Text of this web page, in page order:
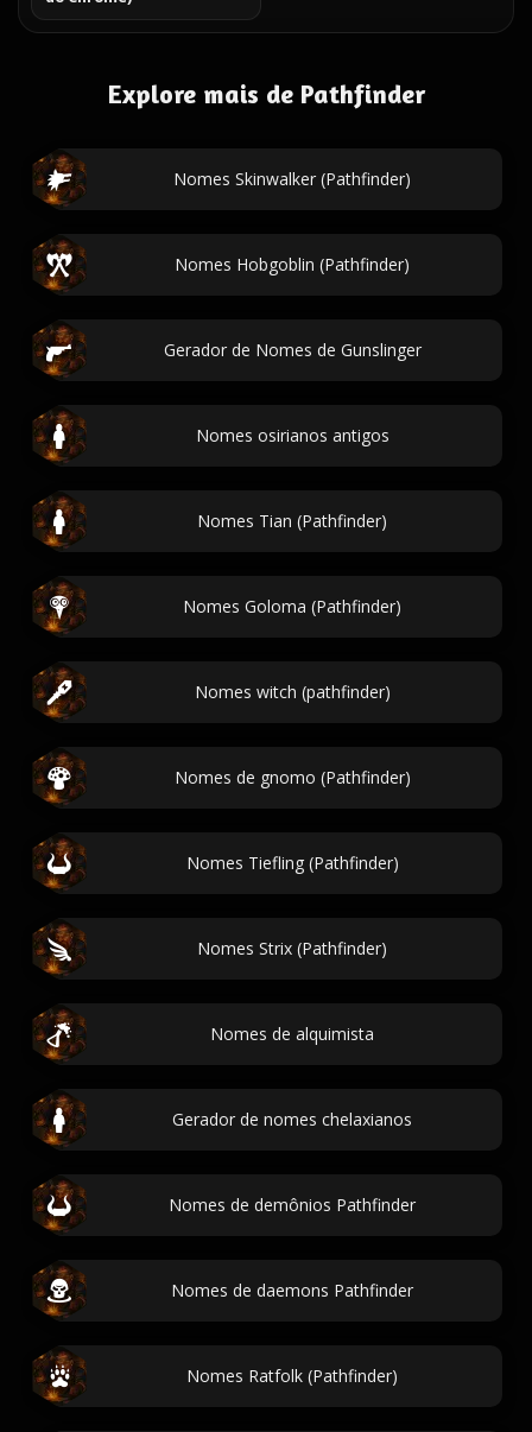
Explore mais de Pathfinder
Nomes Skinwalker (Pathfinder)
Nomes Hobgoblin (Pathfinder)
Gerador de Nomes de Gunslinger
Nomes osirianos antigos
Nomes Tian (Pathfinder)
Nomes Goloma (Pathfinder)
Nomes witch (pathfinder)
Nomes de gnomo (Pathfinder)
Nomes Tiefling (Pathfinder)
Nomes Strix (Pathfinder)
Nomes de alquimista
Gerador de nomes chelaxianos
Nomes de demônios Pathfinder
Nomes de daemons Pathfinder
Nomes Ratfolk (Pathfinder)